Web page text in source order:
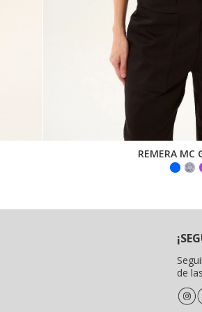
REMERA MC
de